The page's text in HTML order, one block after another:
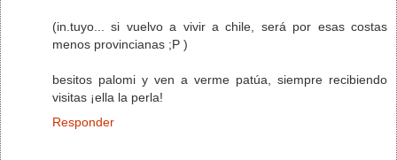
(in.tuyo... si vuelvo a vivir a chile, será por esas costas
menos provincianas ;P )
besitos palomi y ven a verme patúa, siempre recibiendo
visitas ¡ella la perla!
Responder